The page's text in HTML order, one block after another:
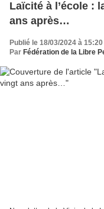
Laïcité à l’école :
ans après…
Publié le 18/03/2024 à 15:20
Par Fédération de la Libre